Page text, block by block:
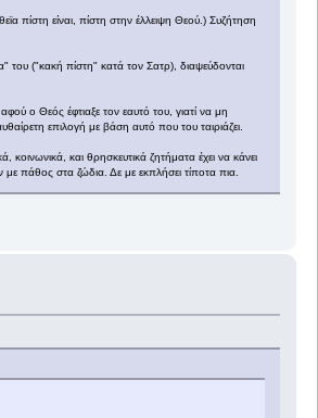
πίστη είναι, πίστη στην έλλειψη Θεού.) Συζήτηση
του ("κακή πίστη" κατά τον Σατρ), διαψεύδονται
ο Θεός έφτιαξε τον εαυτό του, γιατί να μη
επιλογή με βάση αυτό που του ταιριάζει.
και θρησκευτικά ζητήματα έχει να κάνει
πάθος στα ζώδια. Δε με εκπλήσει τίποτα πια.